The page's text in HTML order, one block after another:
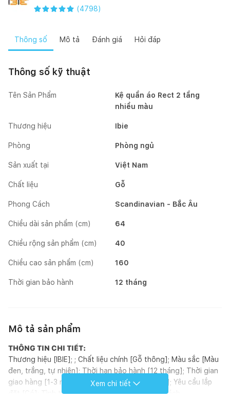
(4798)
Thông số Mô tả Đánh giá Hỏi đáp
Thông số kỹ thuật
Tên Sản Phẩm
Kệ quần áo Rect 2 tầng
nhiều màu
Thương hiệu Ibie
Phòng Phòng ngủ
Sản xuất tại Việt Nam
Chất liệu Gỗ
Phong Cách Scandinavian - Bắc Âu
Chiều dài sản phẩm (cm) 64
Chiều rộng sản phẩm (cm) 40
Chiều cao sản phẩm (cm) 160
Thời gian bảo hành 12 tháng
Mô tả sản phẩm
THÔNG TIN CHI TIẾT:
Thương hiệu [IBIE]; ; Chất liệu chính [Gỗ thông]; Màu sắc [Màu
đen, trắng, tự nhiên]; Thời hạn bảo hành [12 tháng]; Thời gian
giao hàng [1-3 ngày]; Phòng chính [Phòng ngủ]; Yêu cầu lắp
đặt [Có]; Tình trạng tồn kho [Có sẵn]; Phong cách
Xem chi tiết